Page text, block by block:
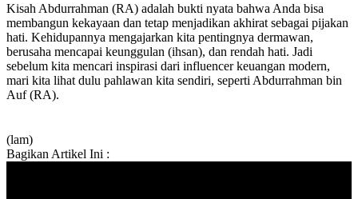
Kisah Abdurrahman (RA) adalah bukti nyata bahwa Anda bisa
membangun kekayaan dan tetap menjadikan akhirat sebagai pijakan
hati. Kehidupannya mengajarkan kita pentingnya dermawan,
berusaha mencapai keunggulan (ihsan), dan rendah hati. Jadi
sebelum kita mencari inspirasi dari influencer keuangan modern,
mari kita lihat dulu pahlawan kita sendiri, seperti Abdurrahman bin
Auf (RA).
(lam)
Bagikan Artikel Ini :